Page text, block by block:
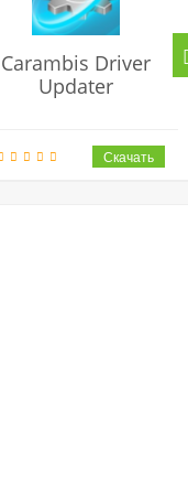
Carambis Driver
Updater